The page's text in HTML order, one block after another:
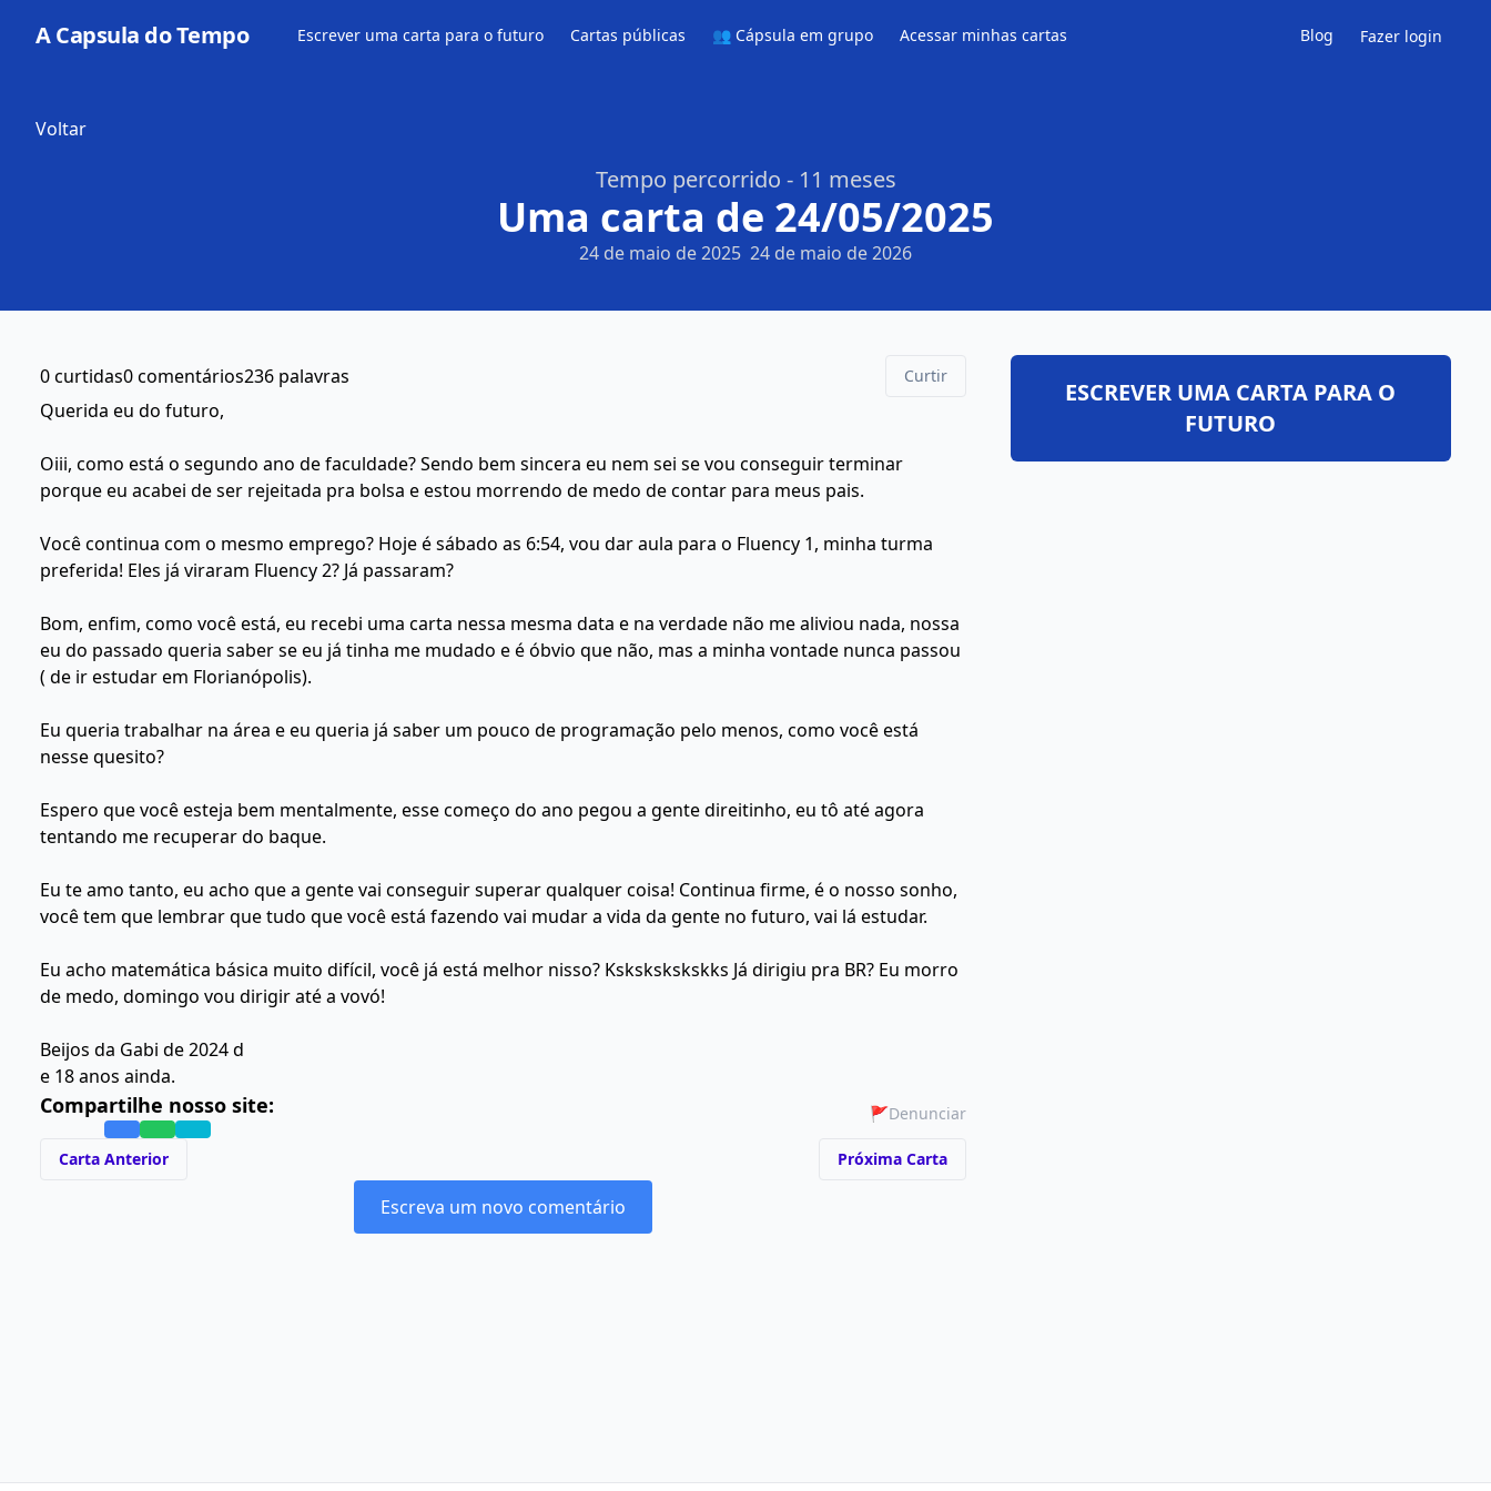
A Capsula do Tempo Escrever uma carta para o futuro Cartas públicas 👥 Cápsula em grupo Acessar minhas cartas Blog Fazer login
Voltar
Tempo percorrido - 11 meses
Uma carta de 24/05/2025
24 de maio de 2025 24 de maio de 2026
0 curtidas0 comentários236 palavras Curtir
Querida eu do futuro,
Oiii, como está o segundo ano de faculdade? Sendo bem sincera eu nem sei se vou conseguir terminar
porque eu acabei de ser rejeitada pra bolsa e estou morrendo de medo de contar para meus pais.
Você continua com o mesmo emprego? Hoje é sábado as 6:54, vou dar aula para o Fluency 1, minha turma
preferida! Eles já viraram Fluency 2? Já passaram?
Bom, enfim, como você está, eu recebi uma carta nessa mesma data e na verdade não me aliviou nada, nossa
eu do passado queria saber se eu já tinha me mudado e é óbvio que não, mas a minha vontade nunca passou
( de ir estudar em Florianópolis).
Eu queria trabalhar na área e eu queria já saber um pouco de programação pelo menos, como você está
nesse quesito?
Espero que você esteja bem mentalmente, esse começo do ano pegou a gente direitinho, eu tô até agora
tentando me recuperar do baque.
Eu te amo tanto, eu acho que a gente vai conseguir superar qualquer coisa! Continua firme, é o nosso sonho,
você tem que lembrar que tudo que você está fazendo vai mudar a vida da gente no futuro, vai lá estudar.
Eu acho matemática básica muito difícil, você já está melhor nisso? Kskskskskskks Já dirigiu pra BR? Eu morro
de medo, domingo vou dirigir até a vovó!
Beijos da Gabi de 2024 d
e 18 anos ainda.
Compartilhe nosso site: 🚩Denunciar
Carta Anterior Próxima Carta
Escreva um novo comentário
ESCREVER UMA CARTA PARA O
FUTURO